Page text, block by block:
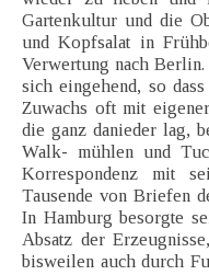
Gartenkultur und die
und Kopfsalat in
Verwertung nach
sich eingehend, so
Zuwachs oft mit
die ganz danieder lag,
Walk- mühlen und
Korrespondenz mit
Tausende von Briefen
In Hamburg besorgte
Absatz der
bisweilen auch durch